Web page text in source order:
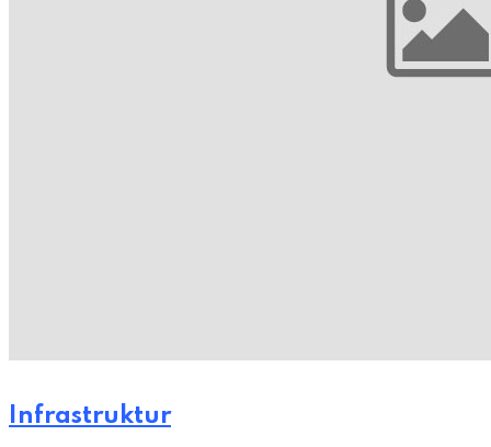
Infrastruktur